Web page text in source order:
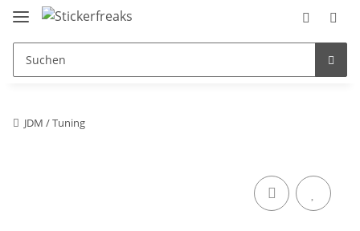
JDM / Tuning